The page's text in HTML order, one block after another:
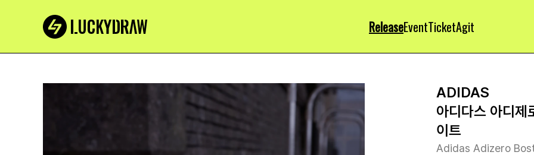
ReleaseEventTicketAgit
ADIDAS
아디다스 아디제
이트
Adidas Adizero